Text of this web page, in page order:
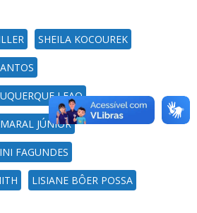
SHEILA KOCOUREK
LEAO
JÚNIOR
FAGUNDES
LISIANE BÔER POSSA